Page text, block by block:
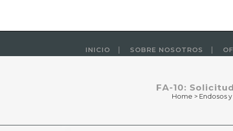
INICIO SOBRE NOSOTROS
FA-10:
Home > Endosos